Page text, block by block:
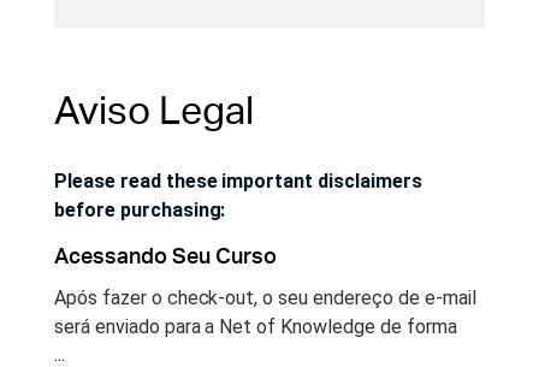
Aviso Legal
Please read these important disclaimers
before purchasing:
Acessando Seu Curso
Após fazer o check-out, o seu endereço de e-mail
será enviado para a Net of Knowledge de forma
segura e você terá acesso instantâneo ao seu
...